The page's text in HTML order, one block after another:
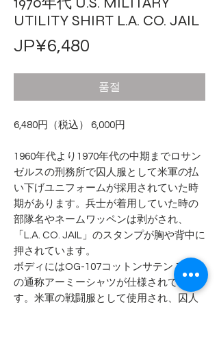
UTILITY SHIRT L.A. CO. JAIL
JP¥6,480
품절
6,480円（税込） 6,000円
1960年代より1970年代の中期までロサン
ゼルスの刑務所で囚人服として米軍の払
い下げユニフォームが採用されていた時
期があります。兵士が着用していた時の
部隊名やネームワッペンは剥がされ、
「L.A. CO. JAIL」のスタンプが胸や背中に
押されています。
ボディにはOG-107コットンサテン 100%
の通称アーミーシャツが仕様されていま
す。米軍の戦闘服として使用され、囚人